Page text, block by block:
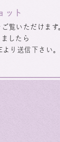
ット
覧いただけます
したら
り送信下さい。